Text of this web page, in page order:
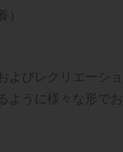
）
よびレクリエーシ
ように様々な形で